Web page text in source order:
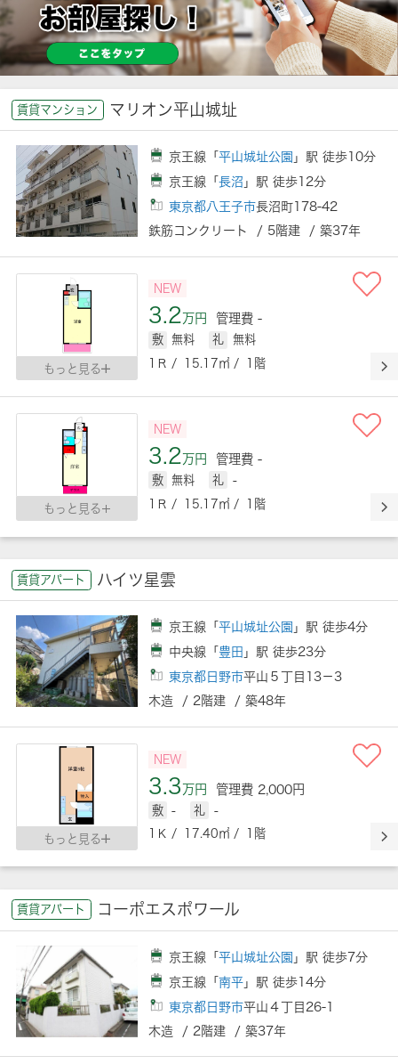
賃貸マンション マリオン平山城址
京王線「平山城址公園 」駅 徒歩10分
京王線「長沼 」駅 徒歩12分
東京都八王子市長沼町178-42
鉄筋コンクリート / 5階建 / 築37年
もっと見る
NEW
3.2万円 管理費 -
敷 無料 礼
無料
1Ｒ / 15.17㎡ / 1階
もっと見る
NEW
3.2万円 管理費 -
敷 無料 礼
-
1Ｒ / 15.17㎡ / 1階
賃貸アパート ハイツ星雲
京王線「平山城址公園 」駅 徒歩4分
中央線「 豊田 」駅 徒歩23分
東京都日野市平山５丁目13－3
木造 / 2階建 / 築48年
もっと見る
NEW
3.3万円 管理費 2,000円
敷 - 礼
-
1Ｋ / 17.40㎡ / 1階
賃貸アパート コーポエスポワール
京王線「平山城址公園 」駅 徒歩7分
京王線「南平 」駅 徒歩14分
東京都日野市平山４丁目26-1
木造 / 2階建 / 築37年